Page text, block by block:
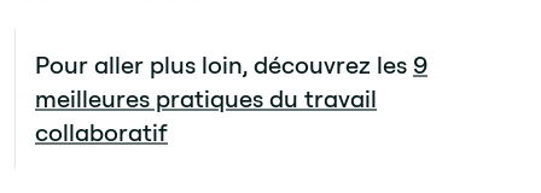
Pour aller plus loin, découvrez les 9
meilleures pratiques du travail
collaboratif